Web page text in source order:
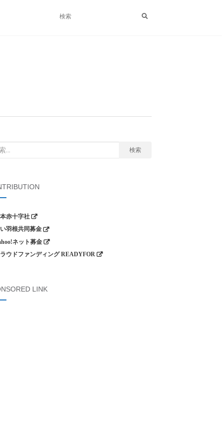
検索
赤十字社
羽根共同募金
ネット募金
ウドファンディング READYFOR
LINK